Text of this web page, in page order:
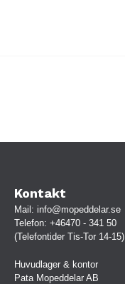
Kontakt
Mail: info@mopeddelar.se
Telefon: +46470 - 341 50
(Telefontider Tis-Tor 14-15)
Huvudlager & kontor
Pata Mopeddelar AB